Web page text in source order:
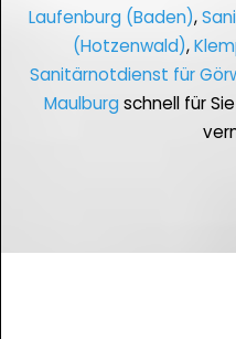
Laufenburg (Baden),
(Hotzenwald),
Sanitärnotdienst für
Maulburg schnell für